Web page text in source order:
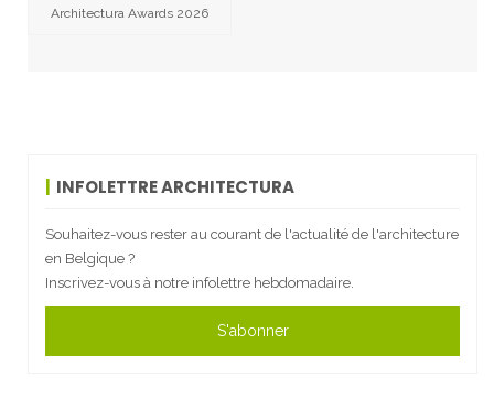
Architectura Awards 2026
INFOLETTRE ARCHITECTURA
Souhaitez-vous rester au courant de l'actualité de l'architecture
en Belgique ?
Inscrivez-vous à notre infolettre hebdomadaire.
S'abonner